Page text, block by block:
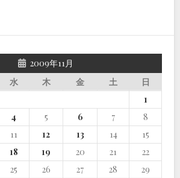
2009年11月
水 木 金 土
日
1
4 5 6 7
8
11 12 13 14
15
18 19 20 21
22
25 26 27 28
29